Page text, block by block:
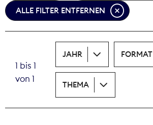
Pressefreiheit
Print
Recht
Tarifpolitik
Theodor-Wolff-Preis
ALLE FILTER ENTFERNEN
1 bis 1
von 1
JAHR FORMAT
THEMA